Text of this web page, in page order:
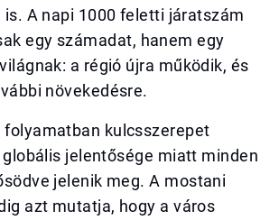
is. A napi 1000 feletti járatszám
egy számadat, hanem egy
a régió újra működik, és
növekedésre.
folyamatban kulcsszerepet
jelentősége miatt minden
jelenik meg. A mostani
azt mutatja, hogy a város